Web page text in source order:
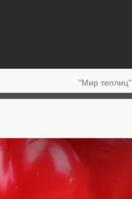
"Мир